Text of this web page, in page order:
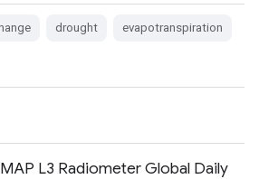
drought evapotranspiration
L3 Radiometer Global Daily